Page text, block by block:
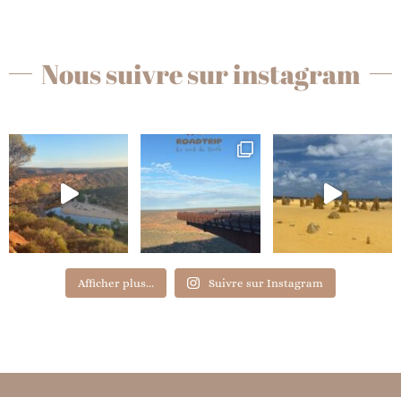
Nous suivre sur instagram
Afficher plus... Suivre sur Instagram